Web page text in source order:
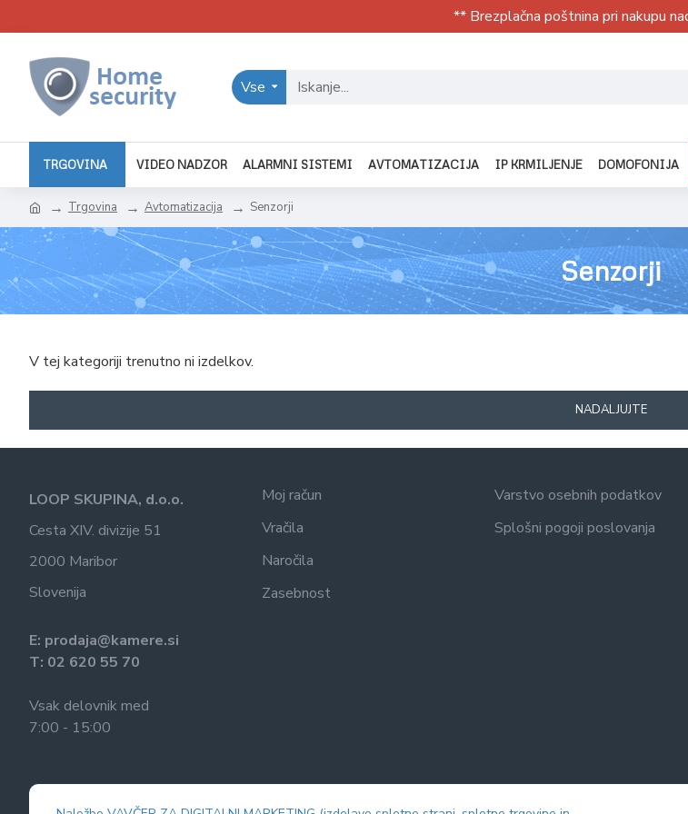
** Brezplačna poštnina pri nakupu
Vse
TRGOVINA VIDEO NADZOR ALARMNI SISTEMI AVTOMATIZACIJA IP KRMILJENJE DOMOFONIJA
Trgovina Avtomatizacija Senzorji
Senzorji
V tej kategoriji trenutno ni izdelkov.
NADALJUJTE
LOOP SKUPINA, d.o.o.
Cesta XIV. divizije 51
2000 Maribor
Slovenija
E: prodaja@kamere.si
T: 02 620 55 70
Vsak delovnik med
7:00 - 15:00
Moj račun
Vračila
Naročila
Zasebnost
Varstvo osebnih podatkov
Splošni pogoji poslovanja